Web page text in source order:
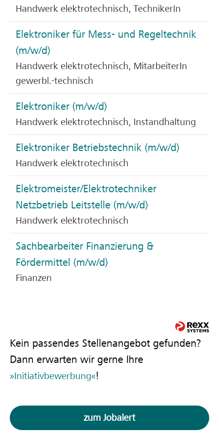
Handwerk elektrotechnisch, TechnikerIn
Elektroniker für Mess- und Regeltechnik
(m/w/d)
Handwerk elektrotechnisch, MitarbeiterIn
gewerbl.-technisch
Elektroniker (m/w/d)
Handwerk elektrotechnisch, Instandhaltung
Elektroniker Betriebstechnik (m/w/d)
Handwerk elektrotechnisch
Elektromeister/Elektrotechniker
Netzbetrieb Leitstelle (m/w/d)
Handwerk elektrotechnisch
Sachbearbeiter Finanzierung &
Fördermittel (m/w/d)
Finanzen
Kein passendes Stellenangebot gefunden?
Dann erwarten wir gerne Ihre
Initiativbewerbung !
zum Jobalert